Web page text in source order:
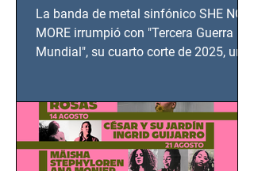
TERCERA GUERRA
MUNDIAL
La banda de metal sinfónico SHE NO
MORE irrumpió con "Tercera Guerra
Mundial", su cuarto corte de 2025, un
bélicos.